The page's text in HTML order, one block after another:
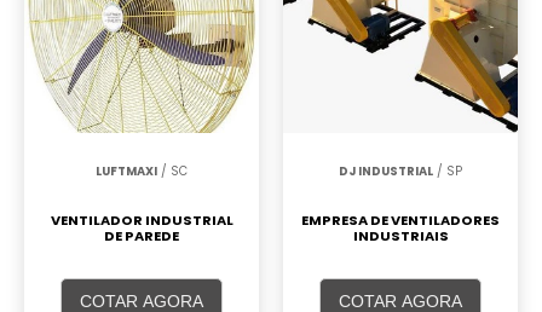
LUFTMAXI / SC
VENTILADOR INDUSTRIAL
DE PAREDE
COTAR AGORA
DJ INDUSTRIAL / SP
EMPRESA DE VENTILADORES
INDUSTRIAIS
COTAR AGORA